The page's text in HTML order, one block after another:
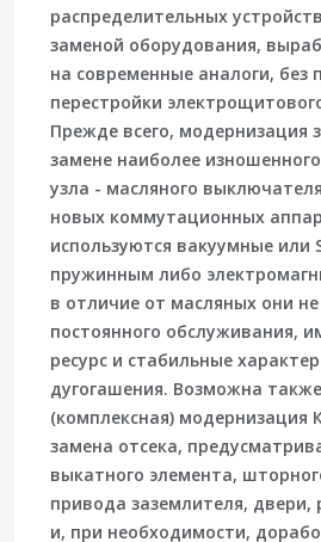
распределительных
заменой оборудования,
на современные аналоги, без
перестройки
Прежде всего, модернизация
замене наиболее
узла - масляного
новых коммутационных
используются вакуумные или
пружинным либо
в отличие от масляных они
постоянного обслуживания,
ресурс и стабильные
дугогашения. Возможна
(комплексная) модернизация
замена отсека,
выкатного элемента,
привода заземлителя, двери,
и, при необходимости,